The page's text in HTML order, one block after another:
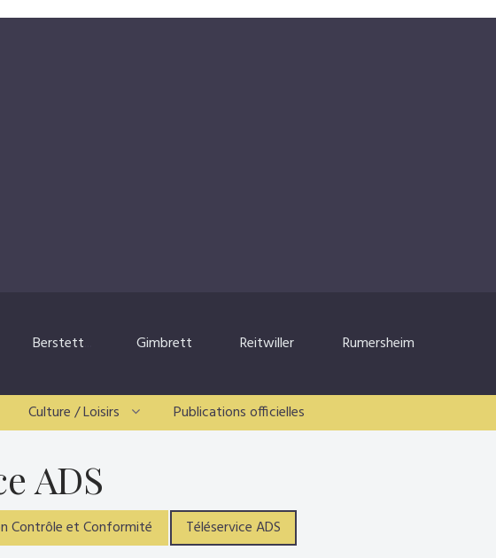
Berstett Gimbrett Reitwiller Rumersheim
Culture / Loisirs Publications officielles
ADS
Contrôle et Conformité
Téléservice ADS